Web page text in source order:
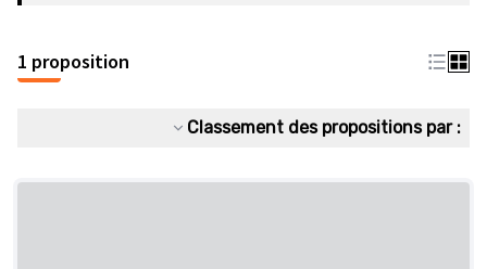
1 proposition
Classement des propositions par :